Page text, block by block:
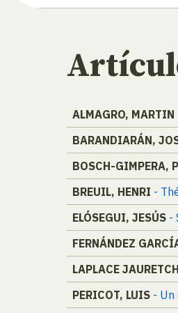
ALMAGRO, MARTIN
BARANDIARÁN,
BOSCH-GIMPERA,
BREUIL, HENRI -
ELÓSEGUI, JESÚS -
FERNÁNDEZ
LAPLACE
PERICOT, LUIS - Un